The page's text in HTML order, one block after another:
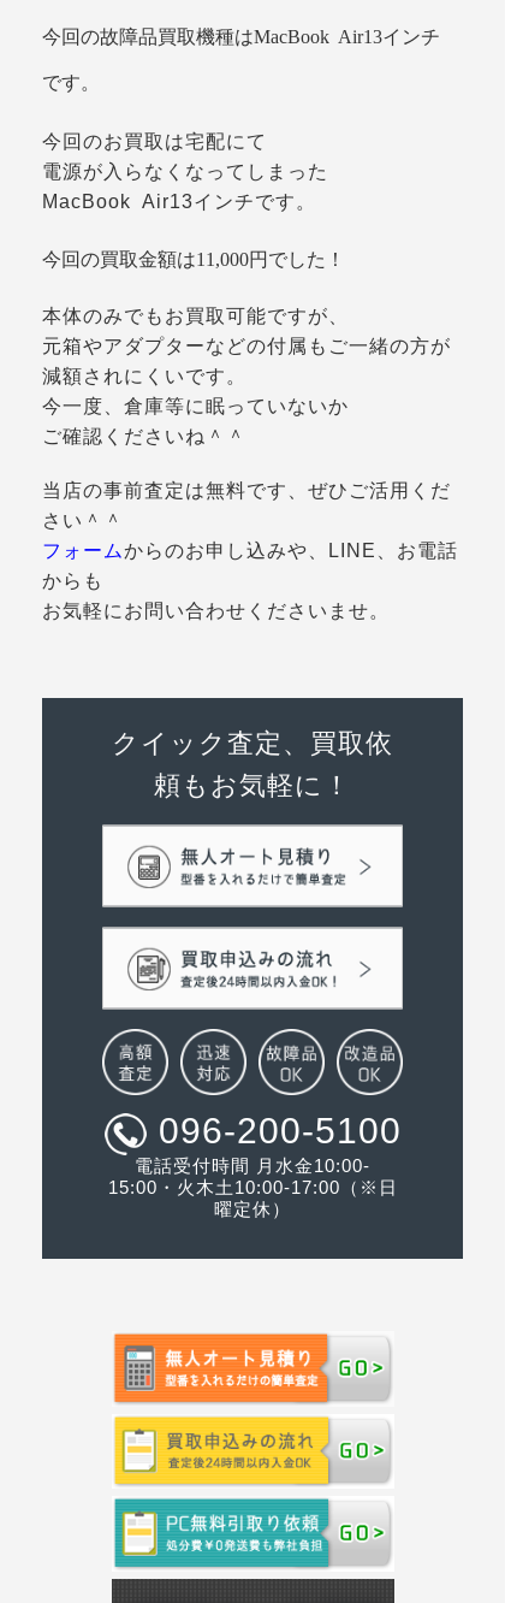
今回の故障品買取機種はMacBook Air13インチ
です。
今回のお買取は宅配にて
電源が入らなくなってしまった
MacBook Air13インチです。
今回の買取金額は11,000円でした！
本体のみでもお買取可能ですが、
元箱やアダプターなどの付属もご一緒の方が
減額されにくいです。
今一度、倉庫等に眠っていないか
ご確認くださいね＾＾
当店の事前査定は無料です、ぜひご活用くだ
さい＾＾
フォームからのお申し込みや、LINE、お電話
からも
お気軽にお問い合わせくださいませ。
クイック査定、買取依
頼もお気軽に！
096-200-5100
電話受付時間 月水金10:00-
15:00・火木土10:00-17:00（※日
曜定休）